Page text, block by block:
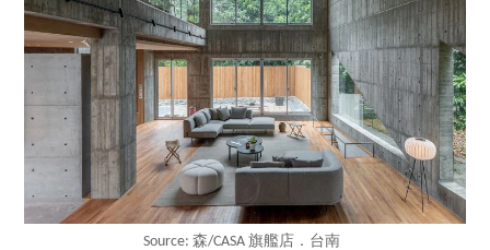
Source: 森/CASA 旗艦店．台南